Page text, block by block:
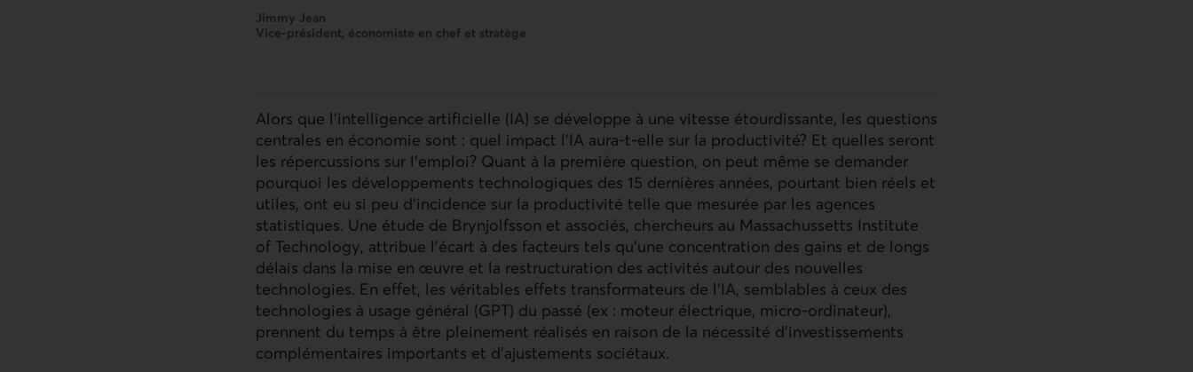
Jimmy Jean
Vice-président, économiste en chef et stratège
Alors que l’intelligence artificielle (IA) se développe à une vitesse étourdissante, les questions
centrales en économie sont : quel impact l’IA aura-t-elle sur la productivité? Et quelles seront
les répercussions sur l’emploi? Quant à la première question, on peut même se demander
pourquoi les développements technologiques des 15 dernières années, pourtant bien réels et
utiles, ont eu si peu d’incidence sur la productivité telle que mesurée par les agences
statistiques. Une étude de Brynjolfsson et associés, chercheurs au Massachussetts Institute
of Technology, attribue l’écart à des facteurs tels qu’une concentration des gains et de longs
délais dans la mise en œuvre et la restructuration des activités autour des nouvelles
technologies. En effet, les véritables effets transformateurs de l’IA, semblables à ceux des
technologies à usage général (GPT) du passé (ex : moteur électrique, micro-ordinateur),
prennent du temps à être pleinement réalisés en raison de la nécessité d’investissements
complémentaires importants et d’ajustements sociétaux.